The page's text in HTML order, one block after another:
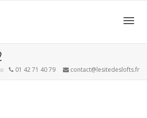
01 42 71 40 79 contact@lesitedeslofts.fr